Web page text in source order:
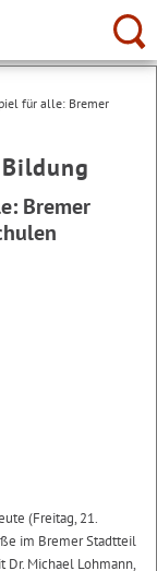
für alle: Bremer
Bremer
(Freitag, 21.
im Bremer Stadtteil
Dr. Michael Lohmann,